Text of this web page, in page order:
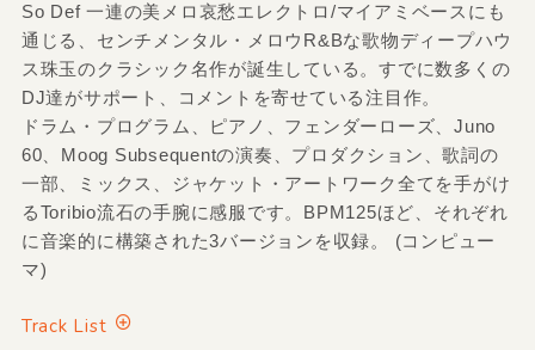
So Def 一連の美メロ哀愁エレクトロ/マイアミベースにも
通じる、センチメンタル・メロウR&Bな歌物ディープハウ
ス珠玉のクラシック名作が誕生している。すでに数多くの
DJ達がサポート、コメントを寄せている注目作。
ドラム・プログラム、ピアノ、フェンダーローズ、Juno
60、Moog Subsequentの演奏、プロダクション、歌詞の
一部、ミックス、ジャケット・アートワーク全てを手がけ
るToribio流石の手腕に感服です。BPM125ほど、それぞれ
に音楽的に構築された3バージョンを収録。 (コンピュー
マ)
Track List